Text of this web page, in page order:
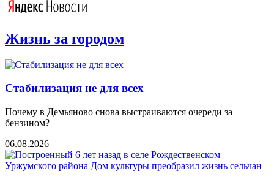
Жизнь за городом
Стабилизация не для всех
Почему в Демьяново снова выстраиваются очереди за
бензином?
06.08.2026